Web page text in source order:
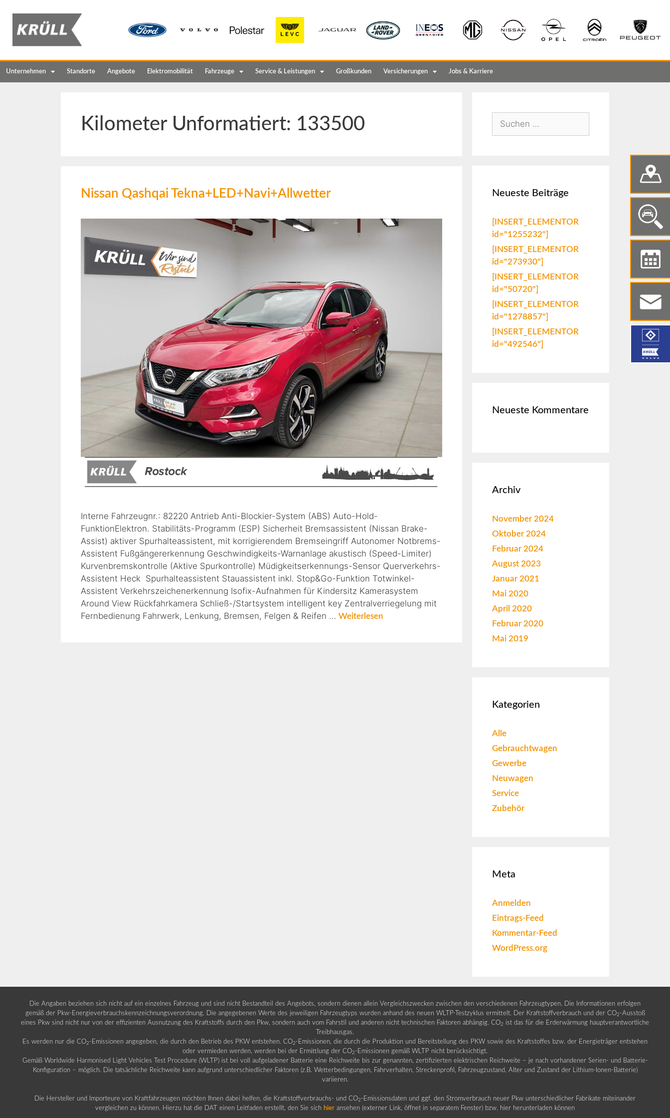
Unternehmen Standorte Angebote Elektromobilität Fahrzeuge Service & Leistungen Großkunden Versicherungen Jobs & Karriere
Kilometer Unformatiert: 133500
Nissan Qashqai Tekna+LED+Navi+Allwetter
Interne Fahrzeugnr.: 82220 Antrieb Anti-Blockier-System (ABS) Auto-Hold-
FunktionElektron. Stabilitäts-Programm (ESP) Sicherheit Bremsassistent (Nissan Brake-
Assist) aktiver Spurhalteassistent, mit korrigierendem Bremseingriff Autonomer Notbrems-
Assistent Fußgängererkennung Geschwindigkeits-Warnanlage akustisch (Speed-Limiter)
Kurvenbremskontrolle (Aktive Spurkontrolle) Müdigkeitserkennungs-Sensor Querverkehrs-
Assistent Heck Spurhalteassistent Stauassistent inkl. Stop&Go-Funktion Totwinkel-
Assistent Verkehrszeichenerkennung Isofix-Aufnahmen für Kindersitz Kamerasystem
Around View Rückfahrkamera Schließ-/Startsystem intelligent key Zentralverriegelung mit
Fernbedienung Fahrwerk, Lenkung, Bremsen, Felgen & Reifen … Weiterlesen
Neueste Beiträge
[INSERT_ELEMENTOR
id="1255232"]
[INSERT_ELEMENTOR
id="273930"]
[INSERT_ELEMENTOR
id="50720"]
[INSERT_ELEMENTOR
id="1278857"]
[INSERT_ELEMENTOR
id="492546"]
Neueste Kommentare
Archiv
November 2024
Oktober 2024
Februar 2024
August 2023
Januar 2021
Mai 2020
April 2020
Februar 2020
Mai 2019
Kategorien
Alle
Gebrauchtwagen
Gewerbe
Neuwagen
Service
Zubehör
Meta
Anmelden
Eintrags-Feed
Kommentar-Feed
WordPress.org
Die Angaben beziehen sich nicht auf ein einzelnes Fahrzeug und sind nicht Bestandteil des Angebots, sondern dienen allein Vergleichszwecken zwischen den verschiedenen Fahrzeugtypen. Die Informationen erfolgen
gemäß der Pkw-Energieverbrauchskennzeichnungsverordnung. Die angegebenen Werte des jeweiligen Fahrzeugtyps wurden anhand des neuen WLTP-Testzyklus ermittelt. Der Kraftstoffverbrauch und der CO2 -Ausstoß
eines Pkw sind nicht nur von der effizienten Ausnutzung des Kraftstoffs durch den Pkw, sondern auch vom Fahrstil und anderen nicht technischen Faktoren abhängig. CO2 ist das für die Erderwärmung hauptverantwortliche
Treibhausgas.
Es werden nur die CO2 -Emissionen angegeben, die durch den Betrieb des PKW entstehen. CO2 -Emissionen, die durch die Produktion und Bereitstellung des PKW sowie des Kraftstoffes bzw. der Energieträger entstehen
oder vermieden werden, werden bei der Ermittlung der CO2 -Emissionen gemäß WLTP nicht berücksichtigt.
Gemäß Worldwide Harmonised Light Vehicles Test Procedure (WLTP) ist bei voll aufgeladener Batterie eine Reichweite bis zur genannten, zertifizierten elektrischen Reichweite – je nach vorhandener Serien- und Batterie-
Konfiguration – möglich. Die tatsächliche Reichweite kann aufgrund unterschiedlicher Faktoren (z.B. Wetterbedingungen, Fahrverhalten, Streckenprofil, Fahrzeugzustand, Alter und Zustand der Lithium-Ionen-Batterie)
variieren.
Die Hersteller und Importeure von Kraftfahrzeugen möchten Ihnen dabei helfen, die Kraftstoffverbrauchs- und CO2 -Emissionsdaten und ggf. den Stromverbrauch neuer Pkw unterschiedlicher Fabrikate miteinander
vergleichen zu können. Hierzu hat die DAT einen Leitfaden erstellt, den Sie sich hier ansehen (externer Link, öffnet in separatem Fenster) bzw. hier herunterladen können